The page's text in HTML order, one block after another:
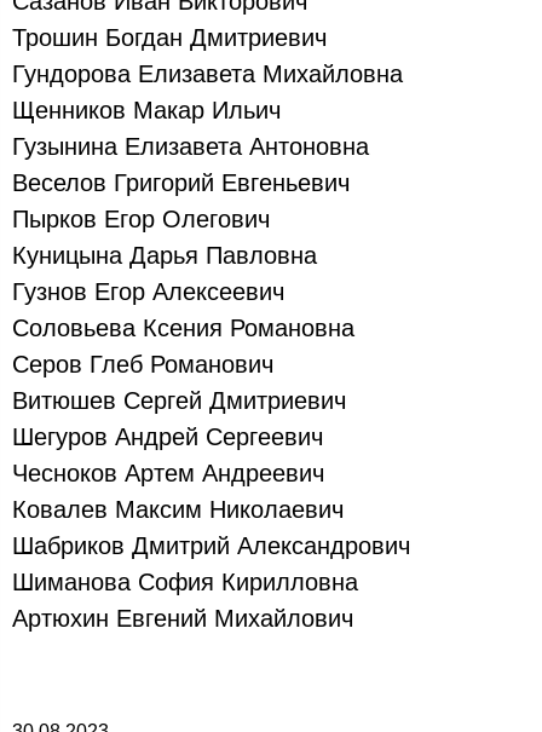
Трошин Богдан Дмитриевич
Гундорова Елизавета Михайловна
Щенников Макар Ильич
Гузынина Елизавета Антоновна
Веселов Григорий Евгеньевич
Пырков Егор Олегович
Куницына Дарья Павловна
Гузнов Егор Алексеевич
Соловьева Ксения Романовна
Серов Глеб Романович
Витюшев Сергей Дмитриевич
Шегуров Андрей Сергеевич
Чесноков Артем Андреевич
Ковалев Максим Николаевич
Шабриков Дмитрий Александрович
Шиманова София Кирилловна
Артюхин Евгений Михайлович